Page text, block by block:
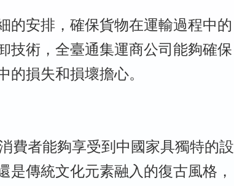
的安排，確保貨物在運輸過程中的
技術，全臺通集運商公司能夠確保
損失和損壞擔心。
費者能夠享受到中國家具獨特的設
傳統文化元素融入的復古風格，